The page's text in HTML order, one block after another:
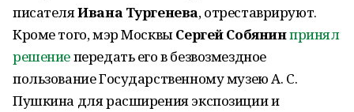
писателяИвана Тургенева, отреставрируют.
Кроме того, мэр МосквыСергей Собянинпринял
решениепередать его в безвозмездное
пользование Государственному музею А. С.
Пушкина для расширения экспозиции и